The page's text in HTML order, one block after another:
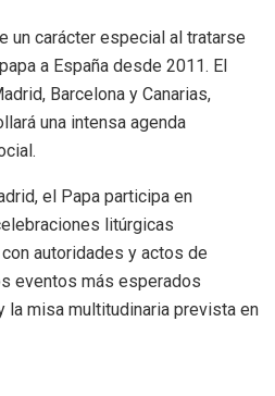
un carácter especial al tratarse
a España desde 2011. El
Barcelona y Canarias,
una intensa agenda
el Papa participa en
litúrgicas
autoridades y actos de
eventos más esperados
la misa multitudinaria prevista en